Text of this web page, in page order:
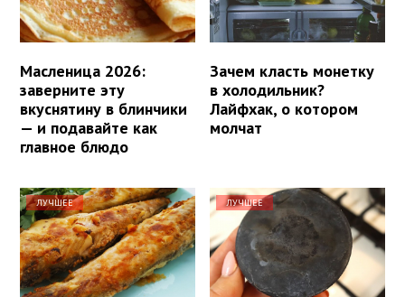
Масленица 2026:
заверните эту
вкуснятину в блинчики
— и подавайте как
главное блюдо
Зачем класть монетку
в холодильник?
Лайфхак, о котором
молчат
ЛУЧШЕЕ ЛУЧШЕЕ